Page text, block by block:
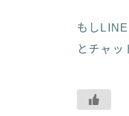
もし
とチャッ